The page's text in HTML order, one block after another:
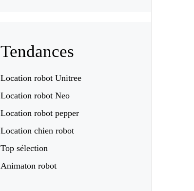
Tendances
Location robot Unitree
Location robot Neo
Location robot pepper
Location chien robot
Top sélection
Animaton robot